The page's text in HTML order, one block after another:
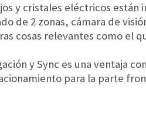
y cristales eléctricos
de 2 zonas, cámara de
cosas relevantes como el
y Sync es una ventaja
para la parte